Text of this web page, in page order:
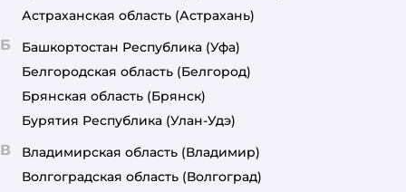
Астраханская область (Астрахань)
Б Башкортостан Республика (Уфа)
Белгородская область (Белгород)
Брянская область (Брянск)
Бурятия Республика (Улан-Удэ)
В Владимирская область (Владимир)
Волгоградская область (Волгоград)